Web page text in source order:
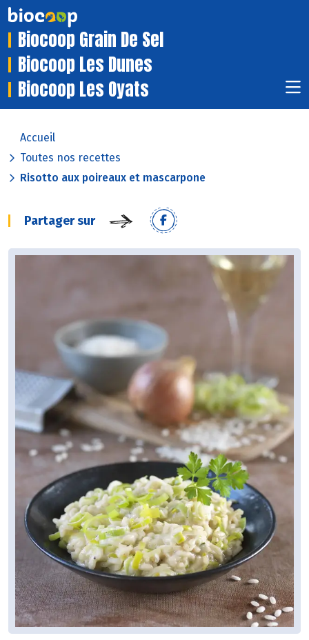
Biocoop Grain De Sel
Biocoop Les Dunes
Biocoop Les Oyats
Accueil
Toutes nos recettes
Risotto aux poireaux et mascarpone
Partager sur